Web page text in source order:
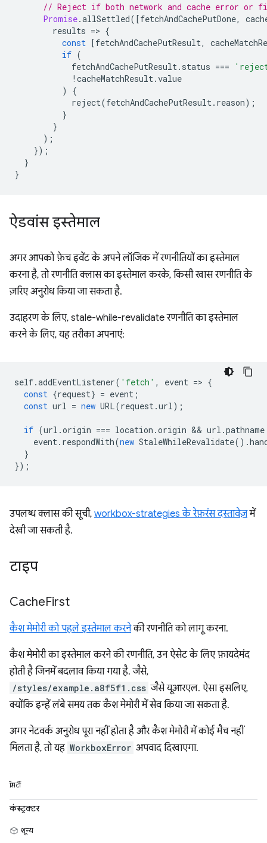
// Reject if both network and cache error or
Promise.allSettled([fetchAndCachePutDone,
results => {
const [fetchAndCachePutResult,
if (
fetchAndCachePutResult . status ===
! cacheMatchResult .value
)
{
reject(fetchAndCachePutResult . reason);
}
}
);
});
}
}
ऐडवांस इस्तेमाल
अगर आपको फ़ेच इवेंट के अपने लॉजिक में रणनीतियों का इस्तेमाल
करना है, तो रणनीति क्लास का इस्तेमाल करके, किसी खास रणनीति के
ज़रिए अनुरोध किया जा सकता है.
उदाहरण के लिए, stale-while-revalidate रणनीति का इस्तेमाल
करने के लिए, यह तरीका अपनाएं:
self.addEventListener( 'fetch' , event => {
const {request} = event ;
const url = new URL(request .url );
if (url .origin === location .origin && url .pathname
event . respondWith(new StaleWhileRevalidate().
}
});
उपलब्ध क्लास की सूची, workbox-strategies के रेफ़रंस दस्तावेज़में
देखी जा सकती है.
टाइप
CacheFirst
कैश मेमोरी को पहले इस्तेमाल करनेकी रणनीति को लागू करना.
कैश मेमोरी का इस्तेमाल करने की रणनीति, उन ऐसेट के लिए फ़ायदेमंद
होती है जिनमें बदलाव किया गया है. जैसे,
/styles/example.a8f5f1.css जैसे यूआरएल. ऐसा इसलिए,
क्योंकि इन्हें लंबे समय तक कैश मेमोरी में सेव किया जा सकता है.
अगर नेटवर्क अनुरोध पूरा नहीं होता है और कैश मेमोरी में कोई मैच नहीं
मिलता है, तो यह WorkboxError अपवाद दिखाएगा.
प्रॉपर्टी
कंस्ट्रक्टर
शून्य